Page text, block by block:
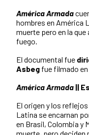
América Armada
hombres en América
muerte pero en la
fuego.
El documental fue
Asbeg fue filmado
América Armada ||
El origen y los
Latina se encarnan
en Brasil, Colombia y